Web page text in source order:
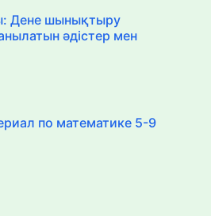
Дене шынықтыру
әдістер мен
по математике 5-9